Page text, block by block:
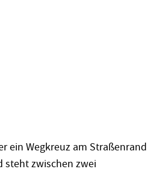
ein Wegkreuz am Straßenrand
steht zwischen zwei